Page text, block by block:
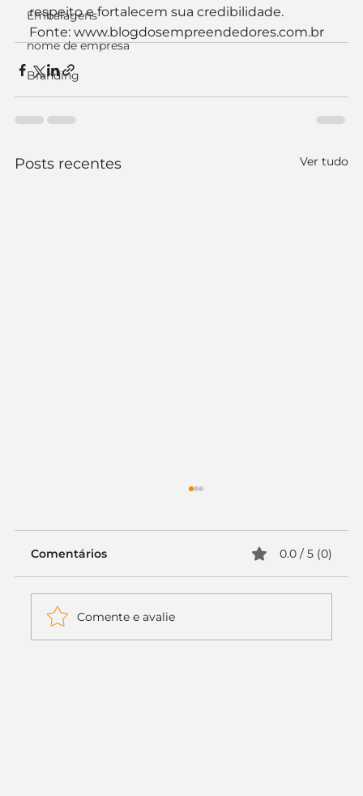
Embalagens
nome de empresa
Branding
respeito e fortalecem sua credibilidade.
Fonte: www.blogdosempreendedores.com.br
Posts recentes Ver tudo
Comentários 0.0 / 5 (0)
Comente e avalie